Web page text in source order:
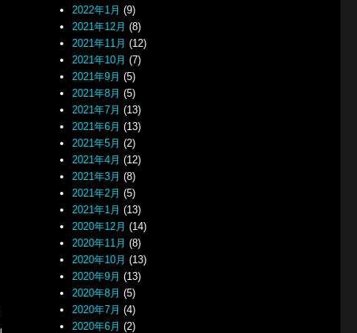
2022年1月 (9)
2021年12月 (8)
2021年11月 (12)
2021年10月 (7)
2021年9月 (5)
2021年8月 (5)
2021年7月 (13)
2021年6月 (13)
2021年5月 (2)
2021年4月 (12)
2021年3月 (8)
2021年2月 (5)
2021年1月 (13)
2020年12月 (14)
2020年11月 (8)
2020年10月 (13)
2020年9月 (13)
2020年8月 (5)
2020年7月 (4)
2020年6月 (2)